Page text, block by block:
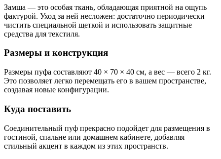
Замша — это особая ткань, обладающая приятной на ощупь
фактурой. Уход за ней несложен: достаточно периодически
чистить специальной щеткой и использовать защитные
средства для текстиля.
Размеры и конструкция
Размеры пуфа составляют 40 × 70 × 40 см, а вес — всего 2 кг.
Это позволяет легко перемещать его в вашем пространстве,
создавая новые конфигурации.
Куда поставить
Соединительный пуф прекрасно подойдет для размещения в
гостиной, спальне или домашнем кабинете, добавляя
стильный акцент в каждом из этих пространств.